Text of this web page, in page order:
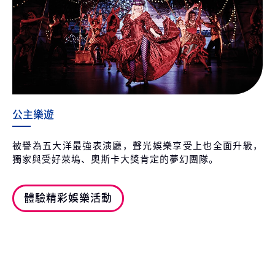
公主樂遊
被譽為五大洋最強表演廳，聲光娛樂享受上也全面升級，
獨家與受好萊塢、奧斯卡大獎肯定的夢幻團隊。
體驗精彩娛樂活動